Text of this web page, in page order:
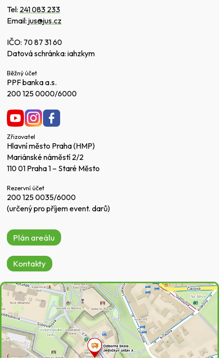
Tel: 241 083 233
Email: jus@jus.cz
IČO: 70 87 31 60
Datová schránka: iahzkym
Běžný účet
PPF banka a.s.
200 125 0000/6000
Zřizovatel
Hlavní město Praha (HMP)
Mariánské náměstí 2/2
110 01 Praha 1 – Staré Město
Rezervní účet
200 125 0035/6000
(určený pro příjem event. darů)
Plán areálu
Kontakty